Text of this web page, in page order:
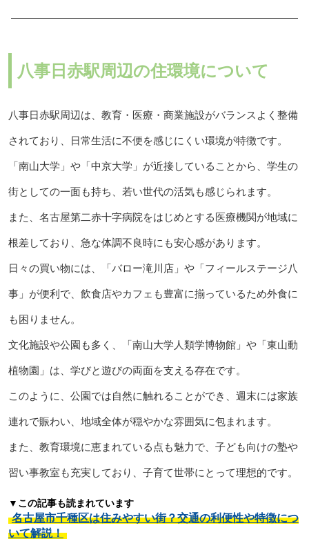
八事日赤駅周辺の住環境について
八事日赤駅周辺は、教育・医療・商業施設がバランスよく整備
されており、日常生活に不便を感じにくい環境が特徴です。
「南山大学」や「中京大学」が近接していることから、学生の
街としての一面も持ち、若い世代の活気も感じられます。
また、名古屋第二赤十字病院をはじめとする医療機関が地域に
根差しており、急な体調不良時にも安心感があります。
日々の買い物には、「バロー滝川店」や「フィールステージ八
事」が便利で、飲食店やカフェも豊富に揃っているため外食に
も困りません。
文化施設や公園も多く、「南山大学人類学博物館」や「東山動
植物園」は、学びと遊びの両面を支える存在です。
このように、公園では自然に触れることができ、週末には家族
連れで賑わい、地域全体が穏やかな雰囲気に包まれます。
また、教育環境に恵まれている点も魅力で、子ども向けの塾や
習い事教室も充実しており、子育て世帯にとって理想的です。
▼この記事も読まれています
名古屋市千種区は住みやすい街？交通の利便性や特徴につ
いて解説！